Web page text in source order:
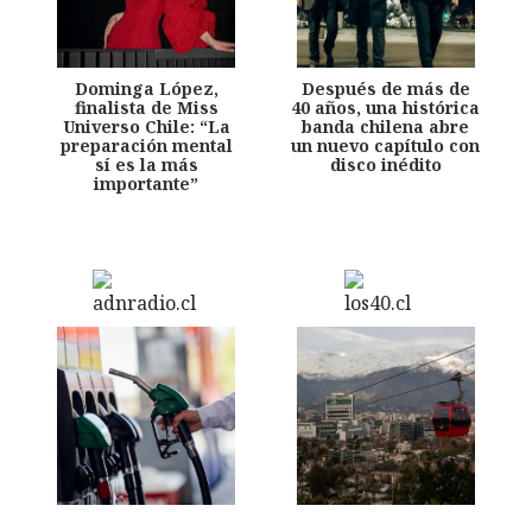
Dominga López,
finalista de Miss
Universo Chile: “La
preparación mental
sí es la más
importante”
Después de más de
40 años, una histórica
banda chilena abre
un nuevo capítulo con
disco inédito